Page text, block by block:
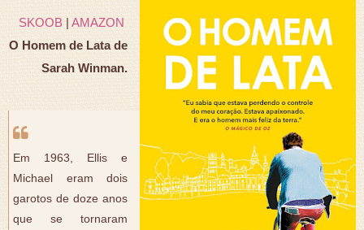
SKOOB | AMAZON
O Homem de Lata de
Sarah Winman.
Em 1963, Ellis e
Michael eram dois
garotos de doze anos
que se tornaram